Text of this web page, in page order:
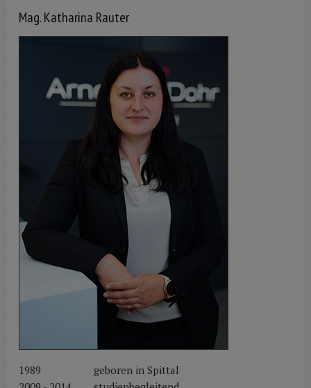
Mag. Katharina Rauter
1989
geboren in Spittal